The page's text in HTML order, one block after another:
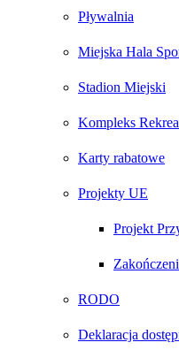
Pływalnia
Miejska Hala
Stadion Miejski
Kompleks
Karty rabatowe
Projekty UE
Projekt
RODO
Deklaracja